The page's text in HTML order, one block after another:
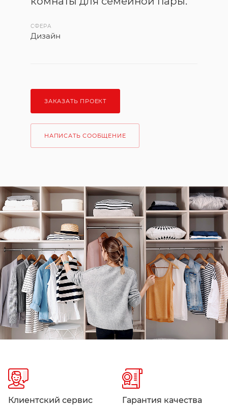
СФЕРА
Дизайн
ЗАКАЗАТЬ ПРОЕКТ
НАПИСАТЬ СООБЩЕНИЕ
Клиентский сервис Гарантия качества